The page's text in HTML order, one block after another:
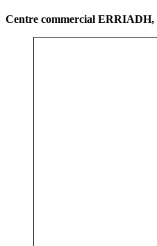
Centre commercial ERRIADH,